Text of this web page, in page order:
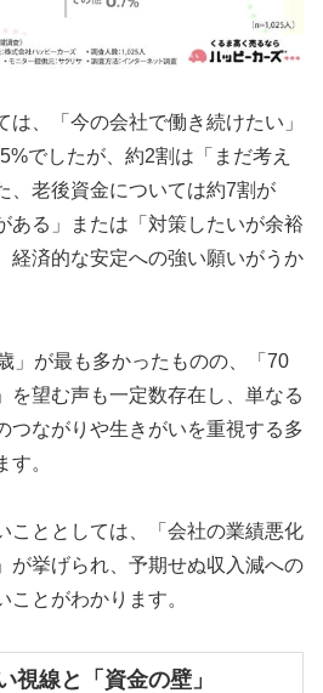
は、「今の会社で働き続けたい」
でしたが、約2割は「まだ考え
、老後資金については約7割が
ある」または「対策したいが余裕
経済的な安定への強い願いがうか
」が最も多かったものの、「70
を望む声も一定数存在し、単なる
つながりや生きがいを重視する多
。
こととしては、「会社の業績悪化
が挙げられ、予期せぬ収入減への
とがわかります。
視線と「資金の壁」